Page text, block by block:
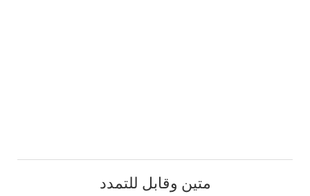
متين وقابل للتمدد